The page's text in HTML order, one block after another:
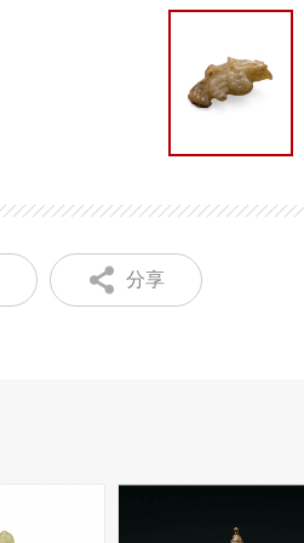
分享